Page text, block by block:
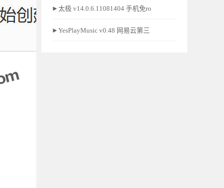
►太极 v14.0.6.11081404 手机免ro
►YesPlayMusic v0.48 网易云第三